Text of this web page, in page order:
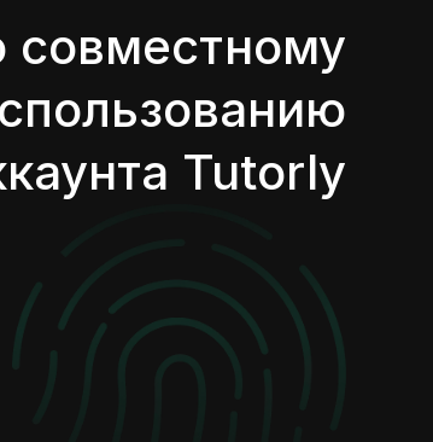
совместному
Tutorly